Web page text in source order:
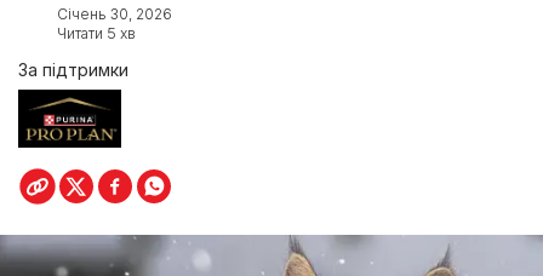
Січень 30, 2026
Читати 5 хв
За підтримки